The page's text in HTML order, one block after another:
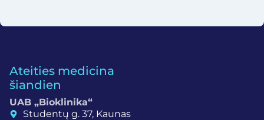
Ateities medicina
šiandien
UAB „Bioklinika“
Studentų g. 37, Kaunas